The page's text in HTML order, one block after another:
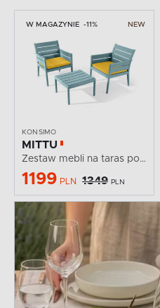
NEW
W MAGAZYNIE -11%
KONSIMO
MITTU
Zestaw mebli na taras polipropylen 2x krzesło, stolik...
1199 PLN 1349 PLN